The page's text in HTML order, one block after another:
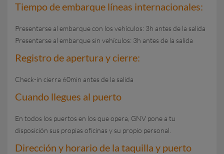
Tiempo de embarque líneas internacionales:
Presentarse al embarque con los vehículos: 3h antes de la salida
Presentarse al embarque sin vehículos: 3h antes de la salida
Registro de apertura y cierre:
Check-in cierra 60min antes de la salida
Cuando llegues al puerto
En todos los puertos en los que opera, GNV pone a tu
disposición sus propias oficinas y su propio personal.
Dirección y horario de la taquilla y puerto